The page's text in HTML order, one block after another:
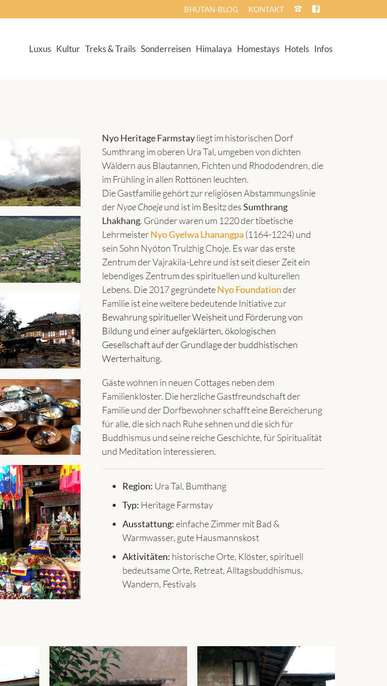
BHUTAN-BLOG KONTAKT
Luxus Kultur Treks & Trails Sonderreisen Himalaya Homestays Hotels Infos
Nyo Heritage Farmstayliegt im historischen Dorf
Sumthrang im oberen Ura Tal, umgeben von dichten
Wäldern aus Blautannen, Fichten und Rhododendren, die
im Frühling in allen Rottönen leuchten.
Die Gastfamilie gehört zur religiösen Abstammungslinie
derNyoe Choejeund ist im Besitz desSumthrang
Lhakhang. Gründer waren um 1220 der tibetische
LehrmeisterNyo Gyelwa Lhanangpa (1164-1224) und
sein Sohn Nyöton Trulzhig Choje. Es war das erste
Zentrum der Vajrakila-Lehre und ist seit dieser Zeit ein
lebendiges Zentrum des spirituellen und kulturellen
Lebens. Die 2017 gegründeteNyo Foundationder
Familie ist eine weitere bedeutende Initiative zur
Bewahrung spiritueller Weisheit und Förderung von
Bildung und einer aufgeklärten, ökologischen
Gesellschaft auf der Grundlage der buddhistischen
Werterhaltung.
Gäste wohnen in neuen Cottages neben dem
Familienkloster. Die herzliche Gastfreundschaft der
Familie und der Dorfbewohner schafft eine Bereicherung
für alle, die sich nach Ruhe sehnen und die sich für
Buddhismus und seine reiche Geschichte, für Spiritualität
und Meditation interessieren.
Region: Ura Tal, Bumthang
Typ: Heritage Farmstay
Ausstattung:einfache Zimmer mit Bad &
Warmwasser, gute Hausmannskost
Aktivitäten: historische Orte, Klöster, spirituell
bedeutsame Orte, Retreat, Alltagsbuddhismus,
Wandern, Festivals